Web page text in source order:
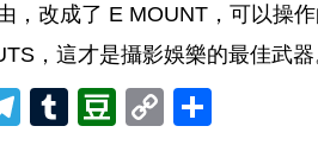
改成了 E MOUNT，可以操作
，這才是攝影娛樂的最佳武器
Telegram
Tumblr
Douban
Copy